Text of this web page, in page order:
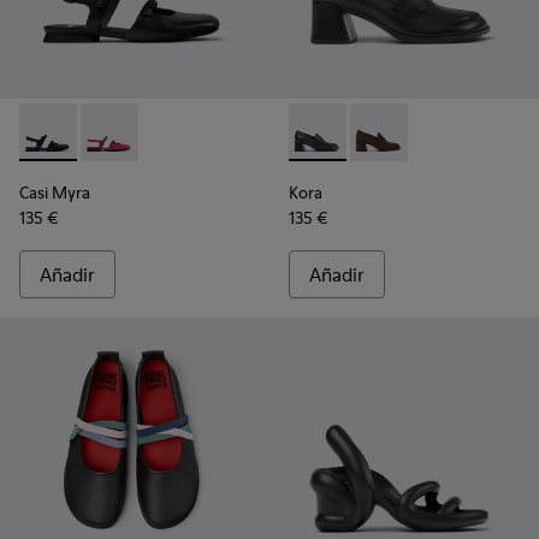
Casi Myra - K201804-001 - Zapatos semiabiertos de piel
Casi Myra - K201804-003
Casi Myra
135 €
Añadir
Kora - K201798-001 -
Kora - K201798-002
Kora
135 €
Añadir